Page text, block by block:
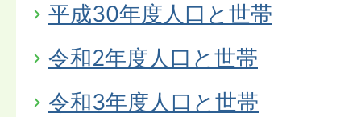
平成30年度人口と世帯
令和2年度人口と世帯
令和3年度人口と世帯